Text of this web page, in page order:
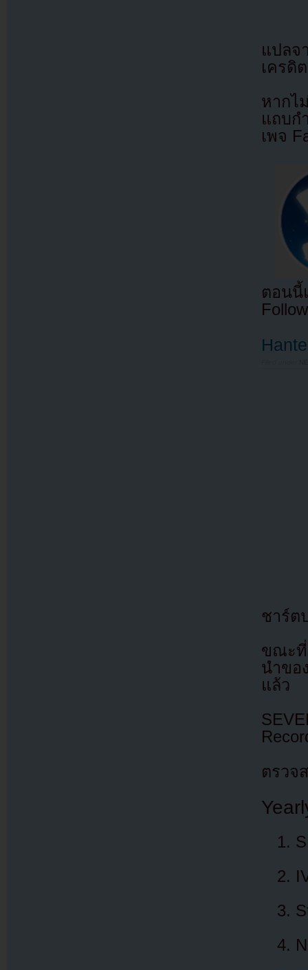
แปล
เครดิ
หากไ
แถบก
เพจ
ตอนนี้
ชาร์ต
ขณะที่
นำขอ
แล้ว
ตรวจ